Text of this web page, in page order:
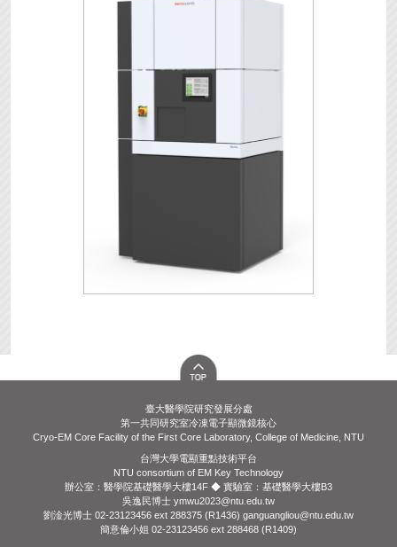
臺大醫學院研究發展分處
第一共同研究室冷凍電子顯微鏡核心
Cryo-EM Core Facility of the First Core Laboratory, College of Medicine, NTU
台灣大學電顯重點技術平台
NTU consortium of EM Key Technology
辦公室：醫學院基礎醫學大樓14F ◆ 實驗室：基礎醫學大樓B3
吳逸民博士 ymwu2023@ntu.edu.tw
劉淦光博士 02-23123456 ext 288375 (R1436) ganguangliou@ntu.edu.tw
簡意倫小姐 02-23123456 ext 288468 (R1409)